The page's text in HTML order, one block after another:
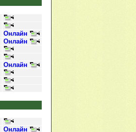
Онлайн
Онлайн
Онлайн
Онлайн